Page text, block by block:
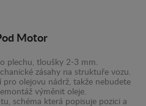
Motor
plechu, tloušky 2-3 mm.
zásahy na struktuře vozu.
pro olejovu nádrž, takže nebudete
výměnit oleje.
schéma která popisuje pozici a